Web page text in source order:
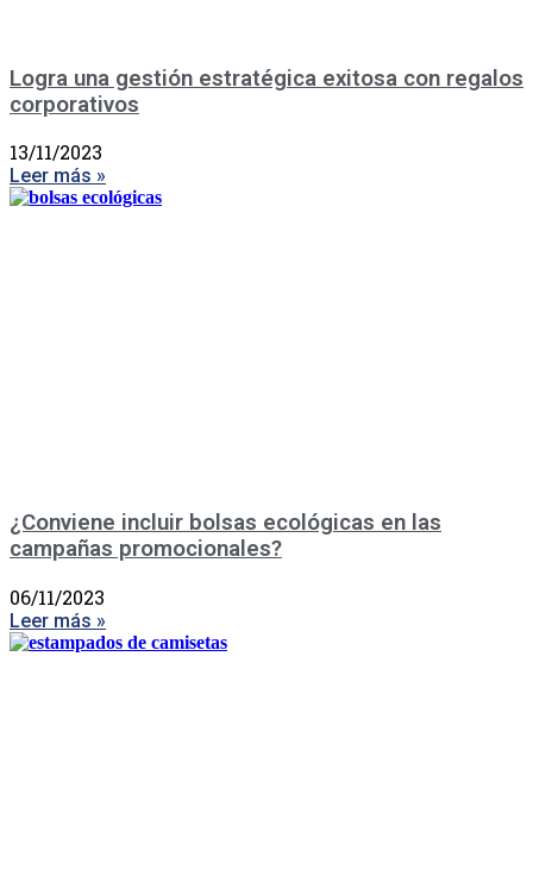
Logra una gestión estratégica exitosa con regalos
corporativos
13/11/2023
Leer más »
¿Conviene incluir bolsas ecológicas en las
campañas promocionales?
06/11/2023
Leer más »